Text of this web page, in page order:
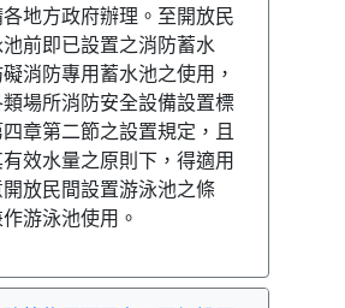
地方政府辦理。至開放民
前即已設置之消防蓄水
消防專用蓄水池之使用，
場所消防安全設備設置標
章第二節之設置規定，且
效水量之原則下，得適用
放民間設置游泳池之條
游泳池使用。